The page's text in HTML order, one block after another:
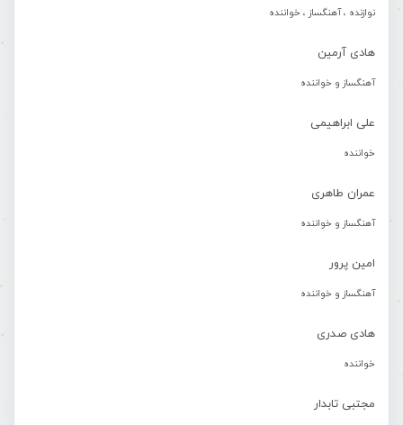
نوازنده ، آهنگساز ، خواننده
هادی آرمین
آهنگساز و خواننده
علی ابراهیمی
خواننده
عمران طاهری
آهنگساز و خواننده
امین پرور
آهنگساز و خواننده
هادی صدری
خواننده
مجتبی تابدار